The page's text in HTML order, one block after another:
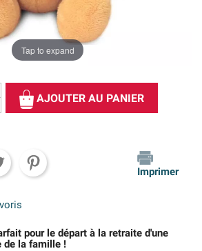
Tap to expand
AJOUTER AU PANIER
Imprimer
pour le départ à la retraite d'une
de la famille !